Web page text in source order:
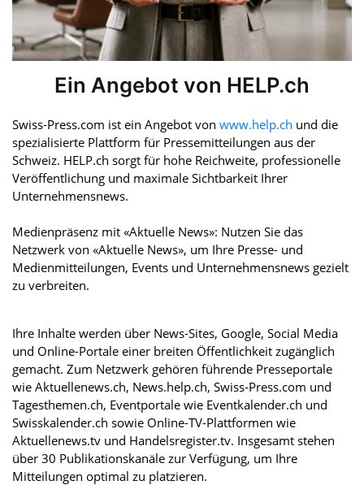
Ein Angebot von HELP.ch
Swiss-Press.com ist ein Angebot von www.help.ch und die
spezialisierte Plattform für Pressemitteilungen aus der
Schweiz. HELP.ch sorgt für hohe Reichweite, professionelle
Veröffentlichung und maximale Sichtbarkeit Ihrer
Unternehmensnews.
Medienpräsenz mit «Aktuelle News»: Nutzen Sie das
Netzwerk von «Aktuelle News», um Ihre Presse- und
Medienmitteilungen, Events und Unternehmensnews gezielt
zu verbreiten.
Ihre Inhalte werden über News-Sites, Google, Social Media
und Online-Portale einer breiten Öffentlichkeit zugänglich
gemacht. Zum Netzwerk gehören führende Presseportale
wie Aktuellenews.ch, News.help.ch, Swiss-Press.com und
Tagesthemen.ch, Eventportale wie Eventkalender.ch und
Swisskalender.ch sowie Online-TV-Plattformen wie
Aktuellenews.tv und Handelsregister.tv. Insgesamt stehen
über 30 Publikationskanäle zur Verfügung, um Ihre
Mitteilungen optimal zu platzieren.